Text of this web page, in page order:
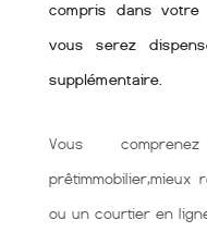
compris dans votre
vous serez
supplémentaire.
Vous
ou un courtier en